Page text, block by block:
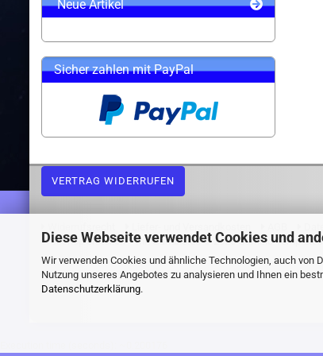
Diese Webseite verwendet Cookies und
Wir verwenden Cookies und ähnliche Technologien, auch
Nutzung unseres Angebotes zu analysieren und Ihnen ein
Datenschutzerklärung.
Neue Artikel
Sicher zahlen mit PayPal
VERTRAG WIDERRUFEN
Webshop erstellen
mit Gambio.de © 2026 Gambio